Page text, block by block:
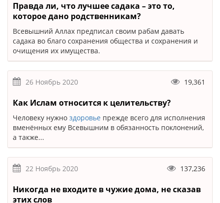
Правда ли, что лучшее садака – это то,
которое дано родственникам?
Всевышний Аллах предписал своим рабам давать
садака во благо сохранения общества и сохранения и
очищения их имущества.
26 Ноябрь 2020 19,361
Как Ислам относится к целительству?
Человеку нужно здоровье прежде всего для исполнения
вменённых ему Всевышним в обязанность поклонений,
а также...
22 Ноябрь 2020 137,236
Никогда не входите в чужие дома, не сказав
этих слов